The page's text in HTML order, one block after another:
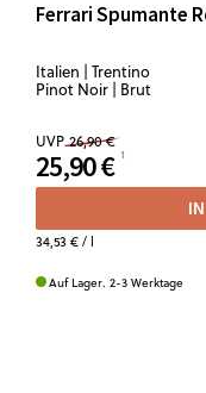
Ferrari Spumante
Italien | Trentino
Pinot Noir | Brut
UVP 26,90 €
25,90 €
34,53 €/ l
Auf Lager. 2-3 Werktage